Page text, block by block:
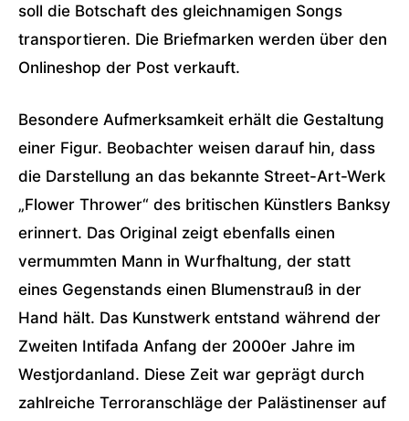
soll die Botschaft des gleichnamigen Songs
transportieren. Die Briefmarken werden über den
Onlineshop der Post verkauft.
Besondere Aufmerksamkeit erhält die Gestaltung
einer Figur. Beobachter weisen darauf hin, dass
die Darstellung an das bekannte Street-Art-Werk
„Flower Thrower“ des britischen Künstlers Banksy
erinnert. Das Original zeigt ebenfalls einen
vermummten Mann in Wurfhaltung, der statt
eines Gegenstands einen Blumenstrauß in der
Hand hält. Das Kunstwerk entstand während der
Zweiten Intifada Anfang der 2000er Jahre im
Westjordanland. Diese Zeit war geprägt durch
zahlreiche Terroranschläge der Palästinenser auf